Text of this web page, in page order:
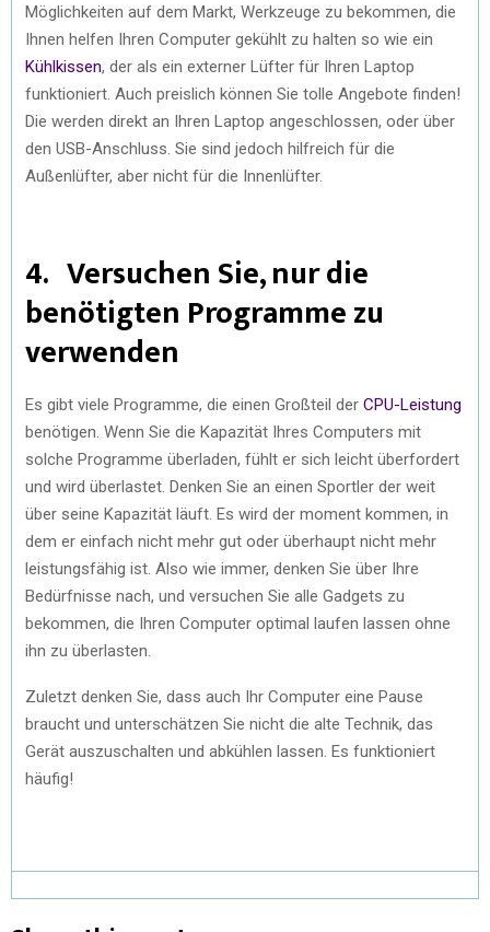
Möglichkeiten auf dem Markt, Werkzeuge zu bekommen, die
Ihnen helfen Ihren Computer gekühlt zu halten so wie ein
Kühlkissen, der als ein externer Lüfter für Ihren Laptop
funktioniert. Auch preislich können Sie tolle Angebote finden!
Die werden direkt an Ihren Laptop angeschlossen, oder über
den USB-Anschluss. Sie sind jedoch hilfreich für die
Außenlüfter, aber nicht für die Innenlüfter.
4. Versuchen Sie, nur die
benötigten Programme zu
verwenden
Es gibt viele Programme, die einen Großteil der CPU-Leistung
benötigen. Wenn Sie die Kapazität Ihres Computers mit
solche Programme überladen, fühlt er sich leicht überfordert
und wird überlastet. Denken Sie an einen Sportler der weit
über seine Kapazität läuft. Es wird der moment kommen, in
dem er einfach nicht mehr gut oder überhaupt nicht mehr
leistungsfähig ist. Also wie immer, denken Sie über Ihre
Bedürfnisse nach, und versuchen Sie alle Gadgets zu
bekommen, die Ihren Computer optimal laufen lassen ohne
ihn zu überlasten.
Zuletzt denken Sie, dass auch Ihr Computer eine Pause
braucht und unterschätzen Sie nicht die alte Technik, das
Gerät auszuschalten und abkühlen lassen. Es funktioniert
häufig!